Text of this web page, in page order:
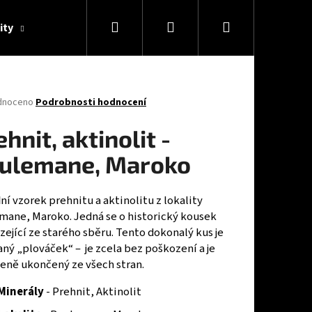
Konzultace
Hledat PřihlášeníNákupní
Podrobnosti hodnocení
aktinolit -
Maroko
vzorek prehnitu a aktinolitu z lokality
Maroko. Jedná se o historický kousek
ze starého sběru. Tento dokonalý kus je
„plováček“ – je zcela bez poškození a je
ukončený ze všech stran.
- Prehnit, Aktinolit